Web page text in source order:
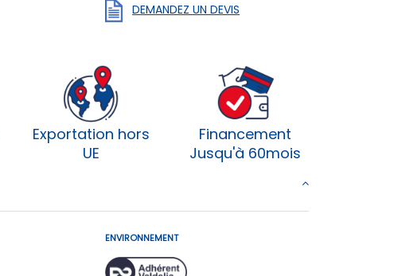
DEMANDEZ UN DEVIS
Exportation hors
UE
Financement
Jusqu'à 60mois
ENVIRONNEMENT